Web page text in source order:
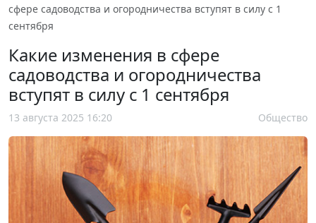
сфере садоводства и огородничества вступят в силу с 1
сентября
Какие изменения в сфере
садоводства и огородничества
вступят в силу с 1 сентября
13 августа 2025 16:20 Общество